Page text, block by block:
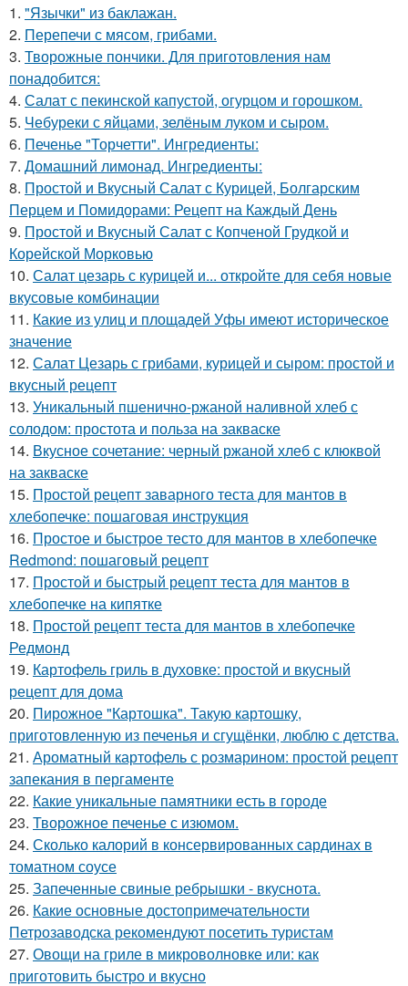
1. "Язычки" из баклажан.
2. Перепечи с мясом, грибами.
3. Творожные пончики. Для приготовления нам
понадобится:
4. Салат с пекинской капустой, огурцом и горошком.
5. Чебуреки с яйцами, зелёным луком и сыром.
6. Печенье "Торчетти". Ингредиенты:
7. Домашний лимонад. Ингредиенты:
8. Простой и Вкусный Салат с Курицей, Болгарским
Перцем и Помидорами: Рецепт на Каждый День
9. Простой и Вкусный Салат с Копченой Грудкой и
Корейской Морковью
10. Салат цезарь с курицей и... откройте для себя новые
вкусовые комбинации
11. Какие из улиц и площадей Уфы имеют историческое
значение
12. Салат Цезарь с грибами, курицей и сыром: простой и
вкусный рецепт
13. Уникальный пшенично-ржаной наливной хлеб с
солодом: простота и польза на закваске
14. Вкусное сочетание: черный ржаной хлеб с клюквой
на закваске
15. Простой рецепт заварного теста для мантов в
хлебопечке: пошаговая инструкция
16. Простое и быстрое тесто для мантов в хлебопечке
Redmond: пошаговый рецепт
17. Простой и быстрый рецепт теста для мантов в
хлебопечке на кипятке
18. Простой рецепт теста для мантов в хлебопечке
Редмонд
19. Картофель гриль в духовке: простой и вкусный
рецепт для дома
20. Пирожное "Картошка". Такую картошку,
приготовленную из печенья и сгущёнки, люблю с детства.
21. Ароматный картофель с розмарином: простой рецепт
запекания в пергаменте
22. Какие уникальные памятники есть в городе
23. Творожное печенье с изюмом.
24. Сколько калорий в консервированных сардинах в
томатном соусе
25. Запеченные свиные ребрышки - вкуснота.
26. Какие основные достопримечательности
Петрозаводска рекомендуют посетить туристам
27. Овощи на гриле в микроволновке или: как
приготовить быстро и вкусно